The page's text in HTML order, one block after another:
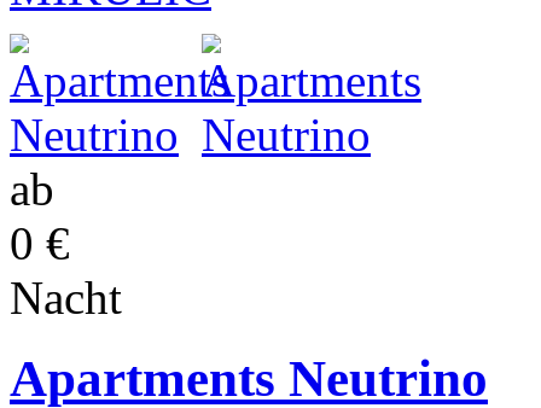
ab
0 €
Nacht
Apartments Neutrino